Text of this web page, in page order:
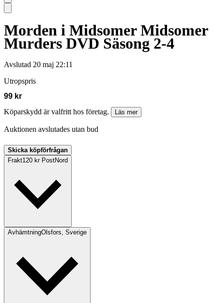
Morden i Midsomer Midsomer
Murders DVD Säsong 2-4
Avslutad 20 maj 22:11
Utropspris
99 kr
Köparskydd är valfritt hos företag.
Läs mer
Auktionen avslutades utan bud
Skicka köpförfrågan
Frakt120 kr PostNord
AvhämtningOlsfors, Sverige